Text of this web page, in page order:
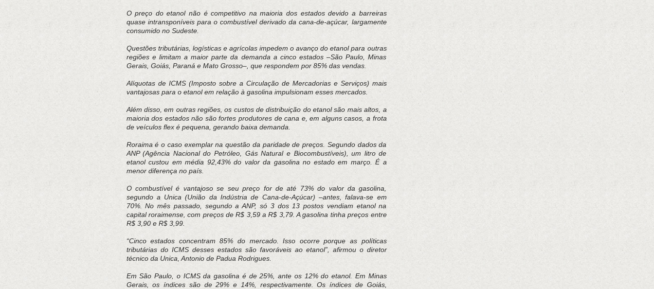
O preço do etanol não é competitivo na maioria dos estados devido a barreiras
quase intransponíveis para o combustível derivado da cana-de-açúcar, largamente
consumido no Sudeste.
Questões tributárias, logísticas e agrícolas impedem o avanço do etanol para outras
regiões e limitam a maior parte da demanda a cinco estados –São Paulo, Minas
Gerais, Goiás, Paraná e Mato Grosso–, que respondem por 85% das vendas.
Alíquotas de ICMS (Imposto sobre a Circulação de Mercadorias e Serviços) mais
vantajosas para o etanol em relação à gasolina impulsionam esses mercados.
Além disso, em outras regiões, os custos de distribuição do etanol são mais altos, a
maioria dos estados não são fortes produtores de cana e, em alguns casos, a frota
de veículos flex é pequena, gerando baixa demanda.
Roraima é o caso exemplar na questão da paridade de preços. Segundo dados da
ANP (Agência Nacional do Petróleo, Gás Natural e Biocombustíveis), um litro de
etanol custou em média 92,43% do valor da gasolina no estado em março. É a
menor diferença no país.
O combustível é vantajoso se seu preço for de até 73% do valor da gasolina,
segundo a Unica (União da Indústria de Cana-de-Açúcar) –antes, falava-se em
70%. No mês passado, segundo a ANP, só 3 dos 13 postos vendiam etanol na
capital roraimense, com preços de R$ 3,59 a R$ 3,79. A gasolina tinha preços entre
R$ 3,90 e R$ 3,99.
“Cinco estados concentram 85% do mercado. Isso ocorre porque as políticas
tributárias do ICMS desses estados são favoráveis ao etanol”, afirmou o diretor
técnico da Unica, Antonio de Padua Rodrigues.
Em São Paulo, o ICMS da gasolina é de 25%, ante os 12% do etanol. Em Minas
Gerais, os índices são de 29% e 14%, respectivamente. Os índices de Goiás,